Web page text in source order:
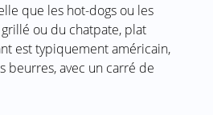
que les hot-dogs ou les
ou du chatpate, plat
est typiquement américain,
beurres, avec un carré de